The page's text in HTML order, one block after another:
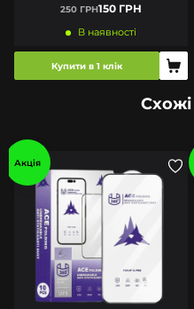
250 ГРН150 ГРН
В наявності
Купити в 1 клік
Акція